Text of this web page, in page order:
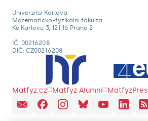
Univerzita Karlova
Matematicko-fyzikální fakulta
Ke Karlovu 3, 121 16 Praha 2
IČ: 00216208
DIČ: CZ00216208
Matfyz.cz Matfyz Alumni